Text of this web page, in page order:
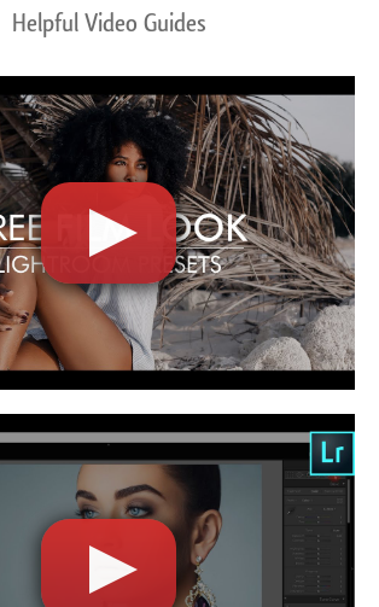
Helpful Video Guides